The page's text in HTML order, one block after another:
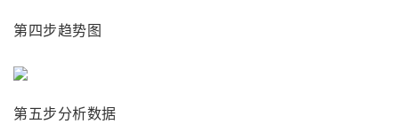
第四步趋势图
第五步分析数据